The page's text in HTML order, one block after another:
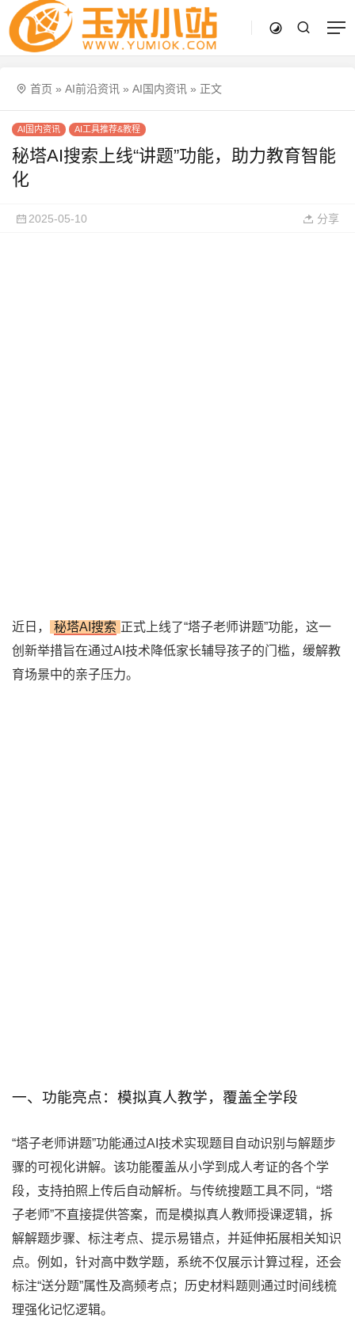
首页 » AI前沿资讯 » AI国内资讯 » 正文
AI国内资讯 AI工具推荐&教程
秘塔AI搜索上线“讲题”功能，助力教育智能
化
2025-05-10 分享
近日， 秘塔AI搜索 正式上线了“塔子老师讲题”功能，这一
创新举措旨在通过AI技术降低家长辅导孩子的门槛，缓解教
育场景中的亲子压力。
一、功能亮点：模拟真人教学，覆盖全学段
“塔子老师讲题”功能通过AI技术实现题目自动识别与解题步
骤的可视化讲解。该功能覆盖从小学到成人考证的各个学
段，支持拍照上传后自动解析。与传统搜题工具不同，“塔
子老师”不直接提供答案，而是模拟真人教师授课逻辑，拆
解解题步骤、标注考点、提示易错点，并延伸拓展相关知识
点。例如，针对高中数学题，系统不仅展示计算过程，还会
标注“送分题”属性及高频考点；历史材料题则通过时间线梳
理强化记忆逻辑。